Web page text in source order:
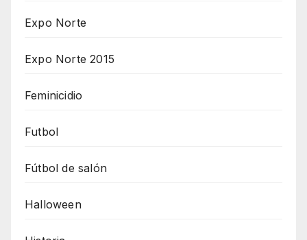
Expo Norte
Expo Norte 2015
Feminicidio
Futbol
Fútbol de salón
Halloween